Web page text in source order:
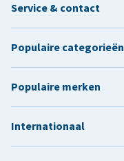
Service & contact
Populaire categorieën
Populaire merken
Internationaal